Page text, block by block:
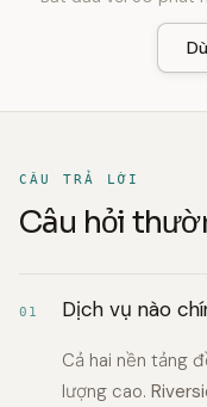
CÂU TRẢ LỜI
Câu hỏi
01 Dịch vụ nào
Cả hai nền tảng
lượng cao.